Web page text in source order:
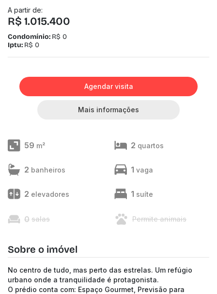
A partir de:
R$ 1.015.400
Condomínio: R$ 0
Iptu: R$ 0
Agendar visita
Mais informações
59 m² 2 quartos
2 banheiros 1 vaga
2 elevadores 1 suíte
0 salas Permite animais
Sobre o imóvel
No centro de tudo, mas perto das estrelas. Um refúgio
urbano onde a tranquilidade é protagonista.
O prédio conta com: Espaço Gourmet, Previsão para